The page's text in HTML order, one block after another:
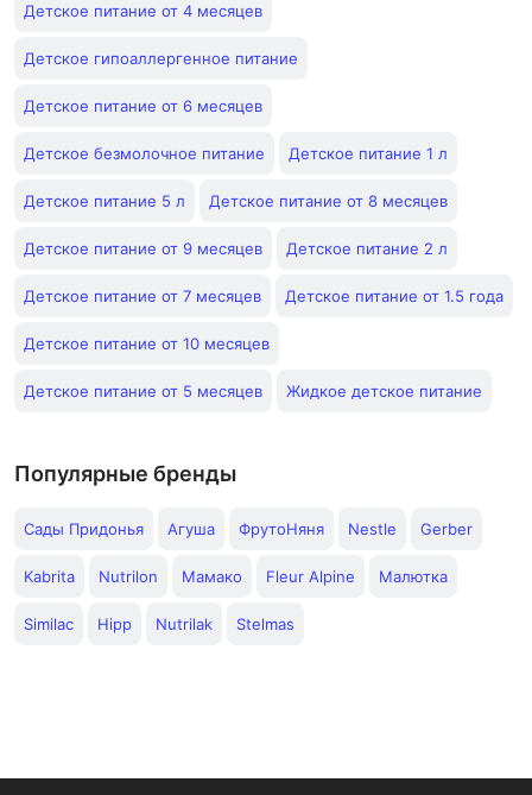
Детское питание от 4 месяцев
Детское гипоаллергенное питание
Детское питание от 6 месяцев
Детское безмолочное питание Детское питание 1 л
Детское питание 5 л Детское питание от 8 месяцев
Детское питание от 9 месяцев Детское питание 2 л
Детское питание от 7 месяцев Детское питание от 1.5 года
Детское питание от 10 месяцев
Детское питание от 5 месяцев Жидкое детское питание
Популярные бренды
Сады Придонья Агуша ФрутоНяня Nestle Gerber
Kabrita Nutrilon Мамако Fleur Alpine Малютка
Similac Hipp Nutrilak Stelmas